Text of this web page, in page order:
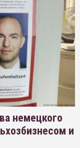
немецкого
и